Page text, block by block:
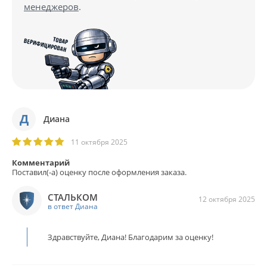
Д Диана
11 октября 2025
Комментарий
Поставил(-а) оценку после оформления заказа.
12 октября 2025
СТАЛЬКОМ
в ответ Диана
Здравствуйте, Диана! Благодарим за оценку!
менеджеров.